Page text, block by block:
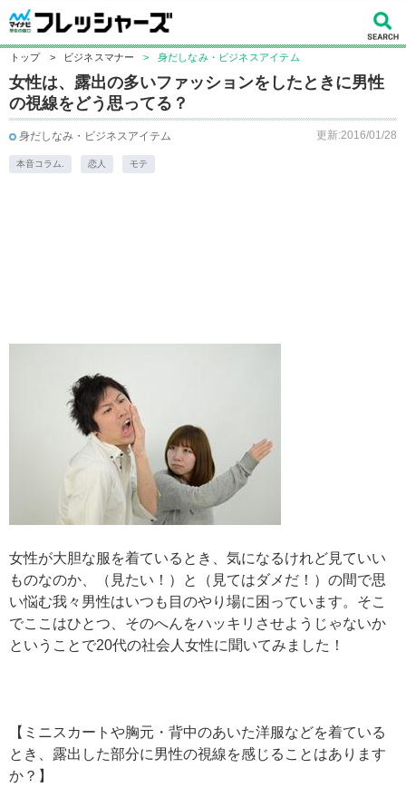
トップ > ビジネスマナー > 身だしなみ・ビジネスアイテム
女性は、露出の多いファッションをしたときに男性
の視線をどう思ってる？
身だしなみ・ビジネスアイテム 更新:2016/01/28
本音コラム. 恋人 モテ
女性が大胆な服を着ているとき、気になるけれど見ていい
ものなのか、（見たい！）と（見てはダメだ！）の間で思
い悩む我々男性はいつも目のやり場に困っています。そこ
でここはひとつ、そのへんをハッキリさせようじゃないか
ということで20代の社会人女性に聞いてみました！
【ミニスカートや胸元・背中のあいた洋服などを着ている
とき、露出した部分に男性の視線を感じることはあります
か？】